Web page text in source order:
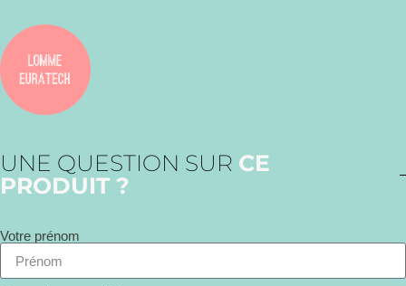
UNE QUESTION SUR CE
PRODUIT ?
Votre prénom